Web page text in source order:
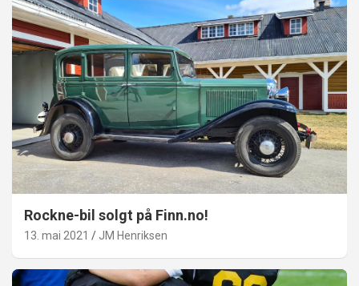
Rockne-bil solgt på Finn.no!
13. mai 2021 JM Henriksen